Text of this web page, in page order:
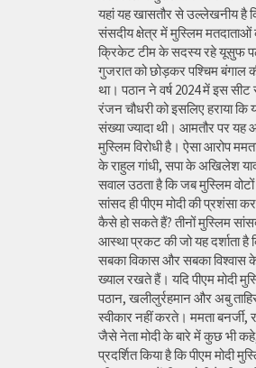
यहां यह खासतौर से उल्लेखनीय है
संसदीय क्षेत्र में मुस्लिम मतदाताओं
क्रिकेट टीम के सदस्य रहे यूसुफ
गुजरात को छोड़कर पश्चिम बंगाल
था। पठान ने वर्ष 2024 में इस
रंजन चौधरी को इसलिए हराया कि
संख्या ज्यादा थी। आमतौर पर यह
मुस्लिम विरोधी है। ऐसा आरोप
के राहुल गांधी, सपा के अखिलेश
सवाल उठता है कि जब मुस्लिम
सांसद ही पीएम मोदी की प्रशंसा
कैसे हो सकते हैं? तीनों मुस्लिम
आस्था प्रकट की जो यह दर्शाता है
सबका विकास और सबका विश्वास
ख्याल रखते हैं। यदि पीएम मोदी
पठान, खलीलुर्रहमान और अबु
स्वीकार नहीं करते। ममता
जैसे नेता मोदी के बारे में कुछ भी
प्रदर्शित किया है कि पीएम मोदी